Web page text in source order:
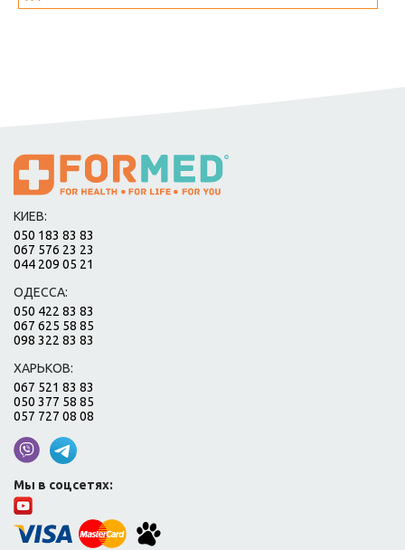
КИЕВ:
050 183 83 83
067 576 23 23
044 209 05 21
ОДЕССА:
050 422 83 83
067 625 58 85
098 322 83 83
ХАРЬКОВ:
067 521 83 83
050 377 58 85
057 727 08 08
Мы в соцсетях: